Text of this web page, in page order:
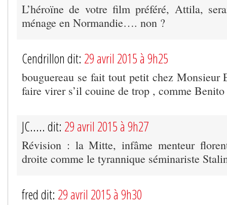
L’héroïne de votre film préféré, Attila,
ménage en Normandie…. non ?
Cendrillon dit: 29 avril 2015 à 9h25
bouguereau se fait tout petit chez Monsieur
faire virer s’il couine de trop , comme Benito
JC..... dit: 29 avril 2015 à 9h27
Révision : la Mitte, infâme menteur
droite comme le tyrannique séminariste
fred dit: 29 avril 2015 à 9h30